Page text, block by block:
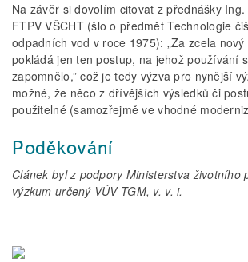
Na závěr si dovolím citovat z přednášky
FTPV VŠCHT (šlo o předmět Technologie
odpadních vod v roce 1975): „Za zcela
pokládá jen ten postup, na jehož používání
zapomnělo,” což je tedy výzva pro nynější
možné, že něco z dřívějších výsledků či
použitelné (samozřejmě ve vhodné
Poděkování
Článek byl z podpory Ministerstva životního
výzkum určený VÚV TGM, v. v. i.